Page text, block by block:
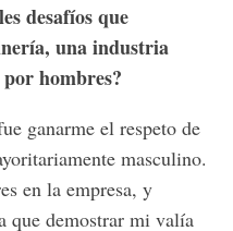
desafíos que
una industria
hombres?
ganarme el respeto de
masculino.
en la empresa, y
que demostrar mi valía